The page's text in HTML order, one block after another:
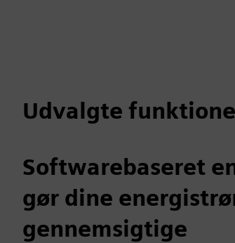
Udvalgte
Softwarebaseret
gør dine
gennemsigtige